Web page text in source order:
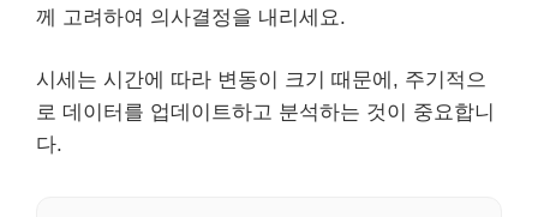
께 고려하여 의사결정을 내리세요.
시세는 시간에 따라 변동이 크기 때문에, 주기적으
로 데이터를 업데이트하고 분석하는 것이 중요합니
다.